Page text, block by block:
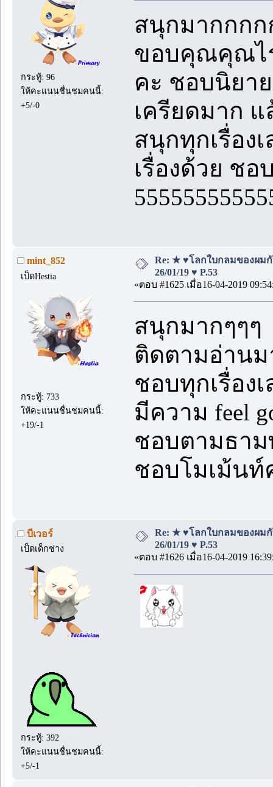
กระทู้: 96
ให้คะแนนชื่นชมคนนี้:
+5/-0
สนุกมากกก
ขอบคุณคุณไร
คะ ชอบนิยา
เครียดมาก
สนุกทุกเรื่อง
เรื่องด้วย ช
mint_852
เป็ดHestia
กระทู้: 733
ให้คะแนนชื่นชมคนนี้:
+19/-1
Re: ★ ♥โลกใบกลมของผ
26/01/19 ♥ P.53
«ตอบ #1625 เมื่อ16-04-2019
สนุกมากๆๆๆ
ติดตามอ่านม
ชอบทุกเรื่องเ
มีความ feel
ชอบตามธา
ชอบโมเม้นท์
บีเวอร์
เป็ดเด็กช่าง
กระทู้: 392
ให้คะแนนชื่นชมคนนี้:
+5/-1
Re: ★ ♥โลกใบกลมของผ
26/01/19 ♥ P.53
«ตอบ #1626 เมื่อ16-04-2019